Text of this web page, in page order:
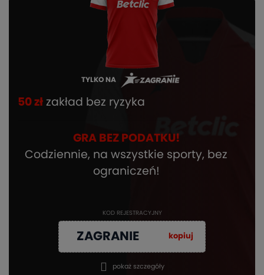
TYLKO NA
50 zł zakład bez ryzyka
GRA BEZ PODATKU!
Codziennie, na wszystkie sporty, bez
ograniczeń!
KOD REJESTRACYJNY
ZAGRANIE kopiuj
pokaż szczegóły